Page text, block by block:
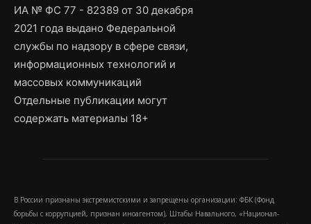
ИА № ФС 77 - 82389 от 30 декабря
2021 года выдано Федеральной
службы по надзору в сфере связи,
информационных технологий и
массовых коммуникаций
Отдельные публикации могут
содержать материалы 18+
В России признаны экстремистскими и запрещены организации: ФБК (Фонд
борьбы с коррупцией, признан иноагентом), Штабы Навального, «Национал-